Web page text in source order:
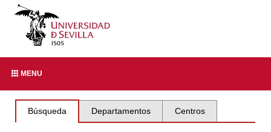
MENU
Búsqueda Departamentos Centros